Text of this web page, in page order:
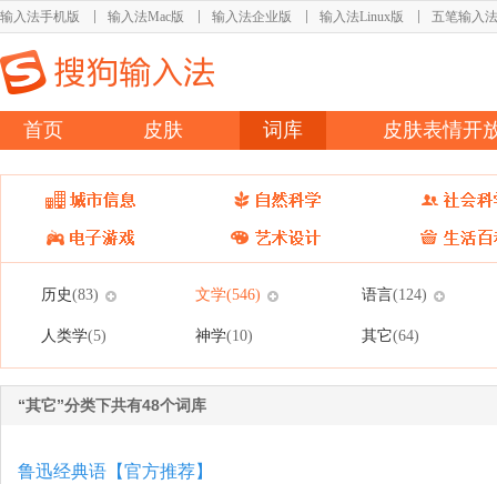
输入法手机版 输入法Mac版 输入法企业版 输入法Linux版 五笔输入法
首页 皮肤 词库 皮肤表情开
历史(83) 文学(546) 语言(124)
人类学(5) 神学(10) 其它(64)
“其它”分类下共有48个词库
鲁迅经典语【官方推荐】